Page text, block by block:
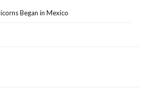
Began in Mexico